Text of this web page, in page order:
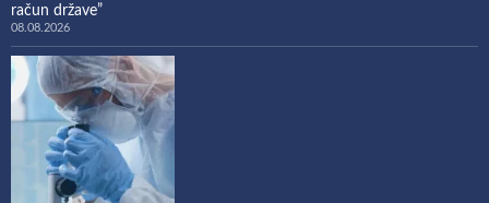
račun države”
08.08.2026